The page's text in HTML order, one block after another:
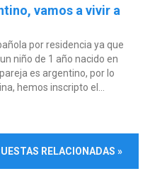
vamos a vivir a
por residencia ya que
niño de 1 año nacido en
es argentino, por lo
hemos inscripto el...
RELACIONADAS »